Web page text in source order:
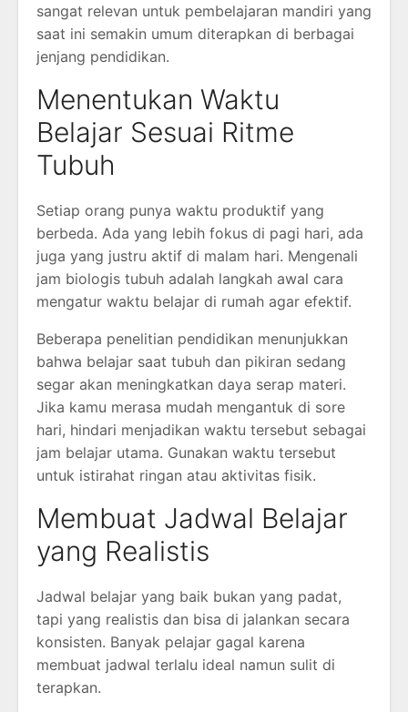
sangat relevan untuk pembelajaran mandiri yang
saat ini semakin umum diterapkan di berbagai
jenjang pendidikan.
Menentukan Waktu
Belajar Sesuai Ritme
Tubuh
Setiap orang punya waktu produktif yang
berbeda. Ada yang lebih fokus di pagi hari, ada
juga yang justru aktif di malam hari. Mengenali
jam biologis tubuh adalah langkah awal cara
mengatur waktu belajar di rumah agar efektif.
Beberapa penelitian pendidikan menunjukkan
bahwa belajar saat tubuh dan pikiran sedang
segar akan meningkatkan daya serap materi.
Jika kamu merasa mudah mengantuk di sore
hari, hindari menjadikan waktu tersebut sebagai
jam belajar utama. Gunakan waktu tersebut
untuk istirahat ringan atau aktivitas fisik.
Membuat Jadwal Belajar
yang Realistis
Jadwal belajar yang baik bukan yang padat,
tapi yang realistis dan bisa di jalankan secara
konsisten. Banyak pelajar gagal karena
membuat jadwal terlalu ideal namun sulit di
terapkan.